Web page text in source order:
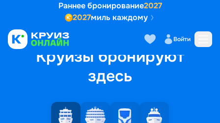
Раннее бронирование2027
2027миль каждому
Войти
Круизы бронируют
здесь